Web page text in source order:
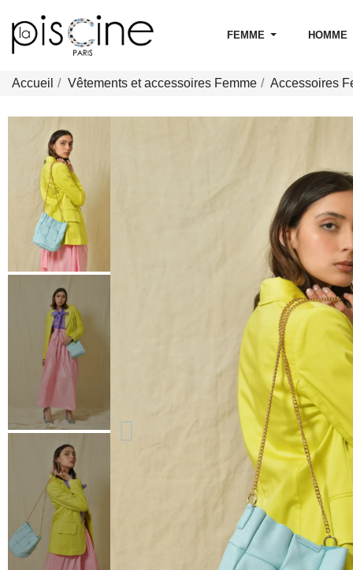
FEMME HOMME
Accueil Vêtements et accessoires Femme Accessoires